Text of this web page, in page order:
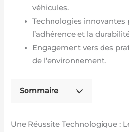
véhicules.
Technologies innovantes
l’adhérence et la
Engagement vers des
de l’environnement.
Sommaire
Une Réussite Technologique :